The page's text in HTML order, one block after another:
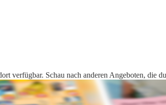
verfügbar. Schau nach anderen Angeboten, die